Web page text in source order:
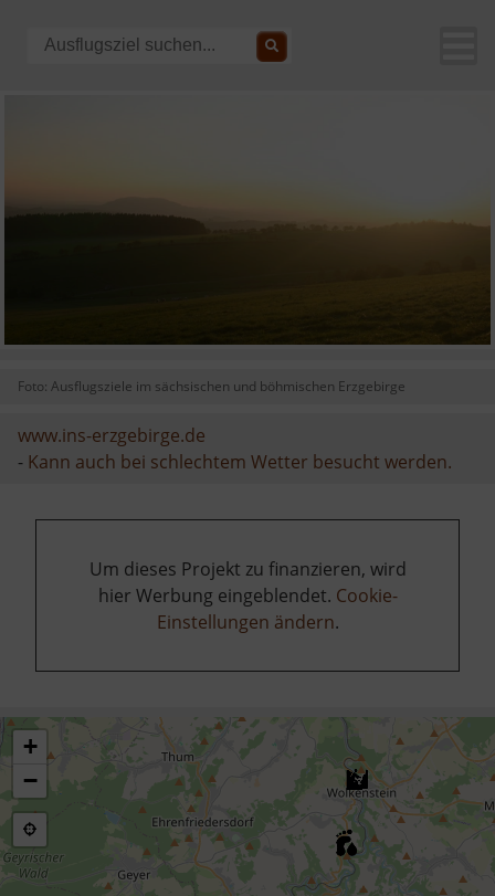
Foto: Ausflugsziele im sächsischen und böhmischen Erzgebirge
www.ins-erzgebirge.de
- Kann auch bei schlechtem Wetter besucht werden.
Um dieses Projekt zu finanzieren, wird
hier Werbung eingeblendet. Cookie-
Einstellungen ändern.
+
−